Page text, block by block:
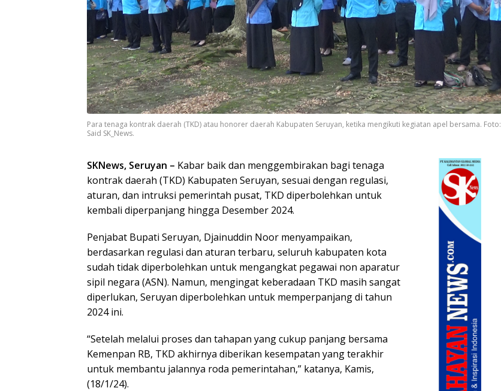
Para tenaga kontrak daerah (TKD) atau honorer daerah Kabupaten Seruyan, ketika mengikuti kegiatan apel bersama. Foto:
Said SK_News.
SKNews, Seruyan – Kabar baik dan menggembirakan bagi tenaga
kontrak daerah (TKD) Kabupaten Seruyan, sesuai dengan regulasi,
aturan, dan intruksi pemerintah pusat, TKD diperbolehkan untuk
kembali diperpanjang hingga Desember 2024.
Penjabat Bupati Seruyan, Djainuddin Noor menyampaikan,
berdasarkan regulasi dan aturan terbaru, seluruh kabupaten kota
sudah tidak diperbolehkan untuk mengangkat pegawai non aparatur
sipil negara (ASN). Namun, mengingat keberadaan TKD masih sangat
diperlukan, Seruyan diperbolehkan untuk memperpanjang di tahun
2024 ini.
“Setelah melalui proses dan tahapan yang cukup panjang bersama
Kemenpan RB, TKD akhirnya diberikan kesempatan yang terakhir
untuk membantu jalannya roda pemerintahan,” katanya, Kamis,
(18/1/24).